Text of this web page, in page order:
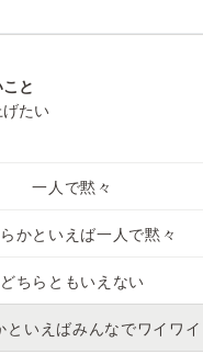
と
たい
一人で黙々
かといえば一人で黙々
どちらともいえない
といえばみんなでワイワイ